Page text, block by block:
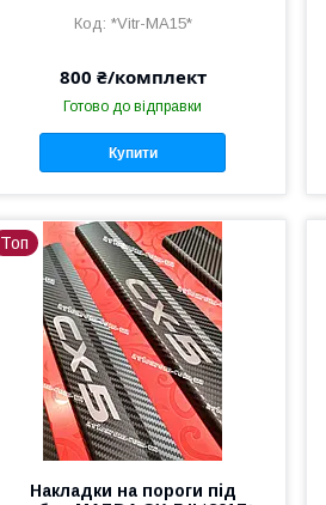
*Vitr-MA15*
800 ₴/комплект
Готово до відправки
Купити
Топ
Накладки на пороги під